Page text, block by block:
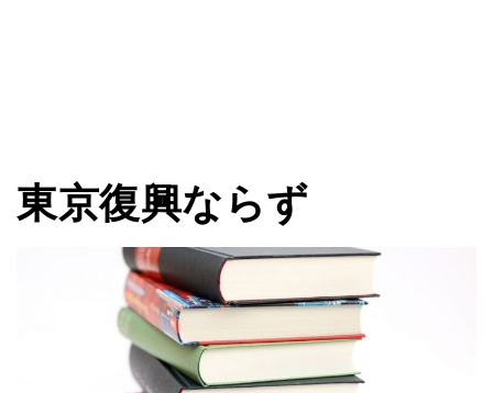
東京復興ならず